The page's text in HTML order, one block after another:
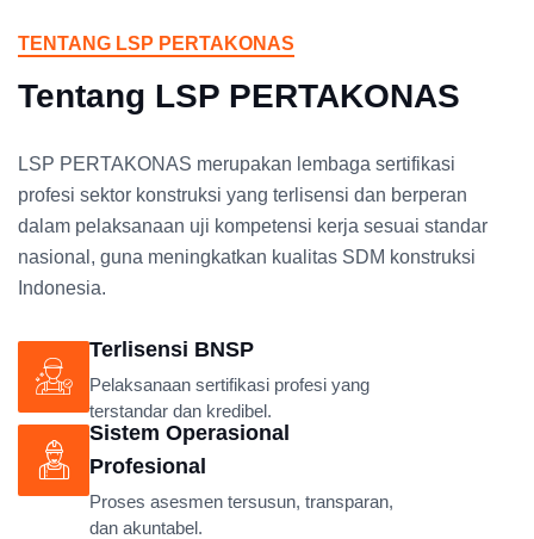
TENTANG LSP PERTAKONAS
Tentang LSP PERTAKONAS
LSP PERTAKONAS merupakan lembaga sertifikasi
profesi sektor konstruksi yang terlisensi dan berperan
dalam pelaksanaan uji kompetensi kerja sesuai standar
nasional, guna meningkatkan kualitas SDM konstruksi
Indonesia.
Terlisensi BNSP
Pelaksanaan sertifikasi profesi yang
terstandar dan kredibel.
Sistem Operasional
Profesional
Proses asesmen tersusun, transparan,
dan akuntabel.